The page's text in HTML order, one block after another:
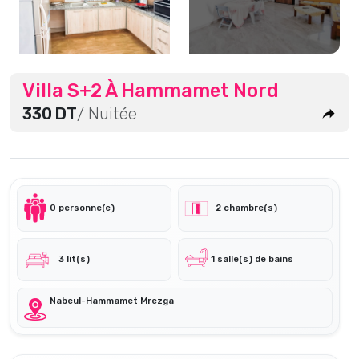
Villa S+2 À Hammamet Nord
330 DT/ Nuitée
0 personne(e) 2 chambre(s)
3 lit(s) 1 salle(s) de bains
Nabeul-Hammamet Mrezga